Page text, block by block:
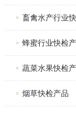
畜禽水产行业
蜂蜜行业快检
蔬菜水果快检
烟草快检产品